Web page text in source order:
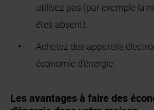
utilisez pas (par exemple la
êtes absent).
Achetez des appareils
économie d’énergie.
Les avantages à faire des